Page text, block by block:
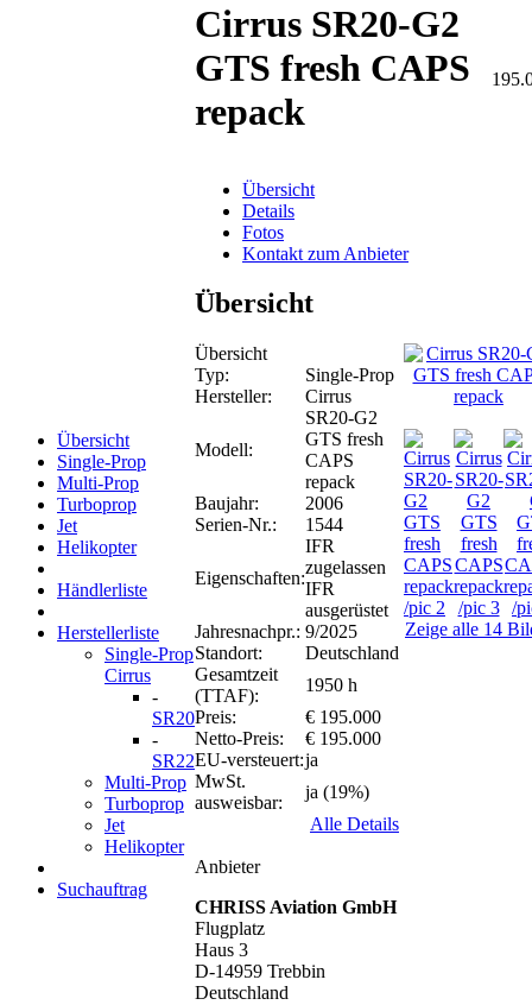
Übersicht
Single-Prop
Multi-Prop
Turboprop
Jet
Helikopter
Händlerliste
Herstellerliste
Single-Prop
Cirrus
-
SR20
-
SR22
Multi-Prop
Turboprop
Jet
Helikopter
Suchauftrag
Cirrus SR20-G2
GTS fresh CAPS
repack
Übersicht
Details
Fotos
Kontakt zum Anbieter
Übersicht
Übersicht
Typ:
Single-Prop
Hersteller:
Cirrus
Modell:
SR20-G2
GTS fresh
CAPS
repack
Baujahr:
2006
Serien-Nr.:
1544
Eigenschaften:
IFR
zugelassen
IFR
ausgerüstet
Jahresnachpr.: 9/2025
Standort:
Deutschland
Gesamtzeit
(TTAF):
1950 h
Preis:
€ 195.000
Netto-Preis:
€ 195.000
EU-versteuert:ja
MwSt.
ausweisbar:
ja (19%)
Alle Details
Anbieter
CHRISS Aviation GmbH
Flugplatz
Haus 3
D-14959 Trebbin
Deutschland
Zeige alle 14